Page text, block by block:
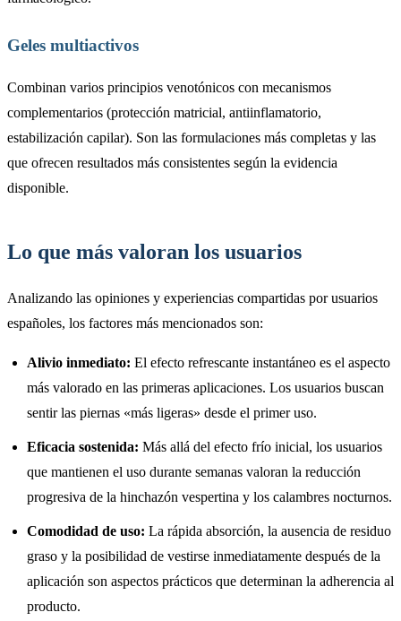
Geles multiactivos
Combinan varios principios venotónicos con mecanismos
complementarios (protección matricial, antiinflamatorio,
estabilización capilar). Son las formulaciones más completas y las
que ofrecen resultados más consistentes según la evidencia
disponible.
Lo que más valoran los usuarios
Analizando las opiniones y experiencias compartidas por usuarios
españoles, los factores más mencionados son:
Alivio inmediato: El efecto refrescante instantáneo es el aspecto
más valorado en las primeras aplicaciones. Los usuarios buscan
sentir las piernas «más ligeras» desde el primer uso.
Eficacia sostenida: Más allá del efecto frío inicial, los usuarios
que mantienen el uso durante semanas valoran la reducción
progresiva de la hinchazón vespertina y los calambres nocturnos.
Comodidad de uso: La rápida absorción, la ausencia de residuo
graso y la posibilidad de vestirse inmediatamente después de la
aplicación son aspectos prácticos que determinan la adherencia al
producto.